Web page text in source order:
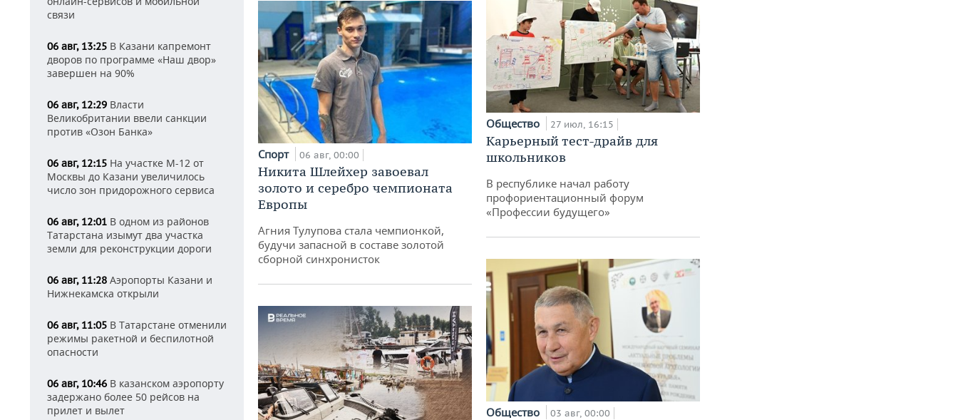
связи
06 авг, 13:25 В Казани капремонт
дворов по программе «Наш двор»
завершен на 90%
06 авг, 12:29 Власти
Великобритании ввели санкции
против «Озон Банка»
06 авг, 12:15 На участке М-12 от
Москвы до Казани увеличилось
число зон придорожного сервиса
06 авг, 12:01 В одном из районов
Татарстана изымут два участка
земли для реконструкции дороги
06 авг, 11:28 Аэропорты Казани и
Нижнекамска открыли
06 авг, 11:05 В Татарстане отменили
режимы ракетной и беспилотной
опасности
06 авг, 10:46 В казанском аэропорту
задержано более 50 рейсов на
прилет и вылет
Спорт 06 авг, 00:00
Никита Шлейхер завоевал
золото и серебро чемпионата
Европы
Агния Тулупова стала чемпионкой,
будучи запасной в составе золотой
сборной синхронисток
Общество 27 июл, 16:15
Карьерный тест-драйв для
школьников
В республике начал работу
профориентационный форум
«Профессии будущего»
Общество 03 авг, 00:00